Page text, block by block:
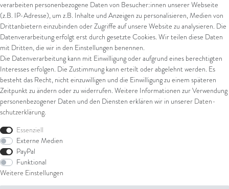
Kontakt
Kontaktformular
Arena in Arte GmbH
Marktgasse 2,
8600 Dübendorf
Tel: +41 44 821 60 40
E-Mail:info@goldschmiede-
arena.com
Rechtliches
AGB
Datenschutz
Widerrufsrecht
Zahlung und Versand
Widerrufsformular
verarbeiten personenbezogene Daten von Besucher:innen unserer Webseite
(z.B. IP-Adresse), um z.B. Inhalte und Anzeigen zu personalisieren, Medien von
Drittanbietern einzubinden oder Zugriffe auf unsere Website zu analysieren. Die
Datenverarbeitung erfolgt erst durch gesetzte Cookies. Wir teilen diese Daten
mit Dritten, die wir in den Einstellungen benennen.
Die Datenverarbeitung kann mit Einwilligung oder aufgrund eines berechtigten
Interesses erfolgen. Die Zustimmung kann erteilt oder abgelehnt werden. Es
besteht das Recht, nicht einzuwilligen und die Einwilligung zu einem späteren
Zeitpunkt zu ändern oder zu widerrufen. Weitere Informationen zur Verwendung
personenbezogener Daten und den Diensten erklären wir in unserer Daten­
schutz­erklärung.
Essenziell
Externe Medien
PayPal
Funktional
Weitere Einstellungen